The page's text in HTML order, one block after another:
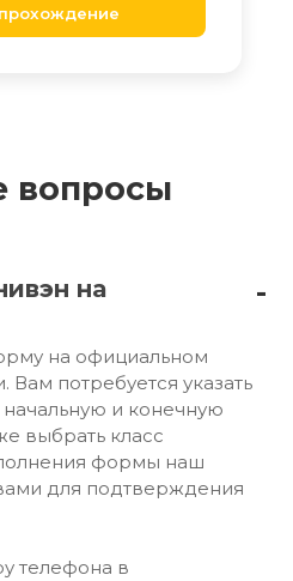
вопросы
на
на официальном
потребуется указать
и конечную
выбрать класс
формы наш
для подтверждения
телефона в